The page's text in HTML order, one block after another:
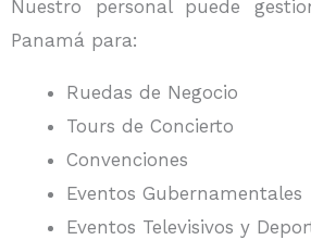
Nuestro personal puede
Panamá para:
Ruedas de Negocio
Tours de Concierto
Convenciones
Eventos Gubernamentales
Eventos Televisivos y